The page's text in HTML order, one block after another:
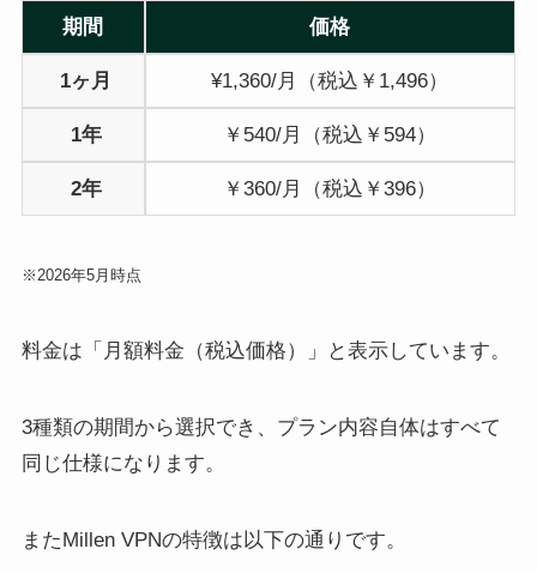
期間 価格
1ヶ月 ¥1,360/月（税込￥1,496）
1年 ￥540/月（税込￥594）
2年 ￥360/月（税込￥396）
※2026年5月時点
料金は「月額料金（税込価格）」と表示しています。
3種類の期間から選択でき、プラン内容自体はすべて
同じ仕様になります。
またMillen VPNの特徴は以下の通りです。